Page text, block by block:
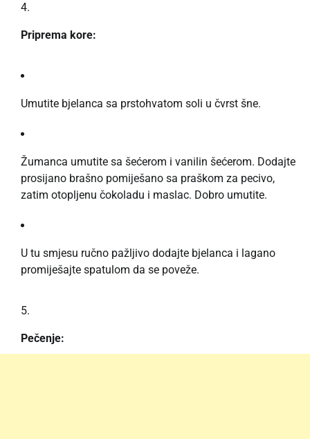
Priprema kore:
Umutite bjelanca sa prstohvatom soli u čvrst šne.
Žumanca umutite sa šećerom i vanilin šećerom. Dodajte
prosijano brašno pomiješano sa praškom za pecivo,
zatim otopljenu čokoladu i maslac. Dobro umutite.
U tu smjesu ručno pažljivo dodajte bjelanca i lagano
promiješajte spatulom da se poveže.
Pečenje: